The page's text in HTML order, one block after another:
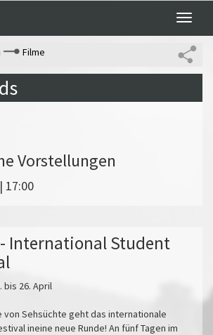
Toggle
Filme
Vorstellungen
17:00
International Student
bis 26. April
von Sehsüchte geht das internationale
ineine neue Runde! An fünf Tagen im